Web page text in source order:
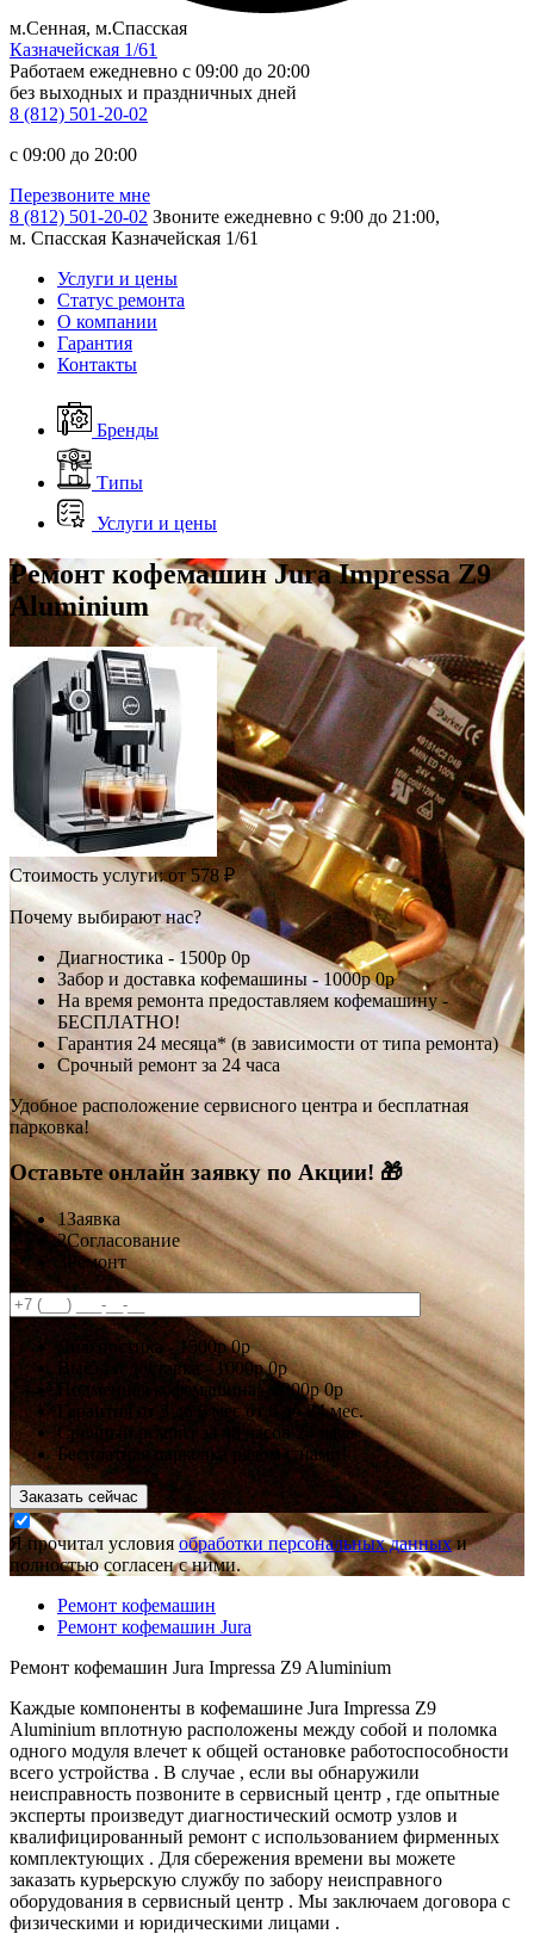
м.Сенная, м.Спасская
Казначейская 1/61
Работаем ежедневно c 09:00 до 20:00
без выходных и праздничных дней
8 (812) 501-20-02
c 09:00 до 20:00
Перезвоните мне
8 (812) 501-20-02 Звоните ежедневно с 9:00 до 21:00,
м. Спасская Казначейская 1/61
Услуги и цены
Статус ремонта
О компании
Гарантия
Контакты
Бренды
Типы
Услуги и цены
Ремонт кофемашин Jura Impressa Z9
Aluminium
Стоимость услуги:от 578 ₽
Почему выбирают нас?
Диагностика - 1500р 0р
Забор и доставка кофемашины -1000р0р
На время ремонта предоставляем кофемашину -
БЕСПЛАТНО!
Гарантия 24 месяца* (в зависимости от типа ремонта)
Срочный ремонт за 24 часа
Удобное расположение сервисного центра и бесплатная
парковка!
Оставьте онлайн заявку по Акции! 🎁
1Заявка
2Согласование
Ремонт
Диагностика - 1500р0р
Выезд и доставка - 1000р0р
Подменная кофемашина -
2000р0р
Гарантия
от 3 до 6 месот 6 до 24 мес.
Срочный ремонт за
48 часов
24 часа
Бесплатная парковка рядом с нами!
Заказать сейчас
Я прочитал условия обработки персональных данныхи
полностью согласен с ними.
Ремонт кофемашин
Ремонт кофемашин Jura
Ремонт кофемашин Jura Impressa Z9 Aluminium
Каждые компоненты в кофемашине Jura Impressa Z9
Aluminium вплотную расположены между собой и поломка
одного модуля влечет к общей остановке работоспособности
всего устройства . В случае , если вы обнаружили
неисправность позвоните в сервисный центр , где опытные
эксперты произведут диагностический осмотр узлов и
квалифицированный ремонт с использованием фирменных
комплектующих . Для сбережения времени вы можете
заказать курьерскую службу по забору неисправного
оборудования в сервисный центр . Мы заключаем договора с
физическими и юридическими лицами .